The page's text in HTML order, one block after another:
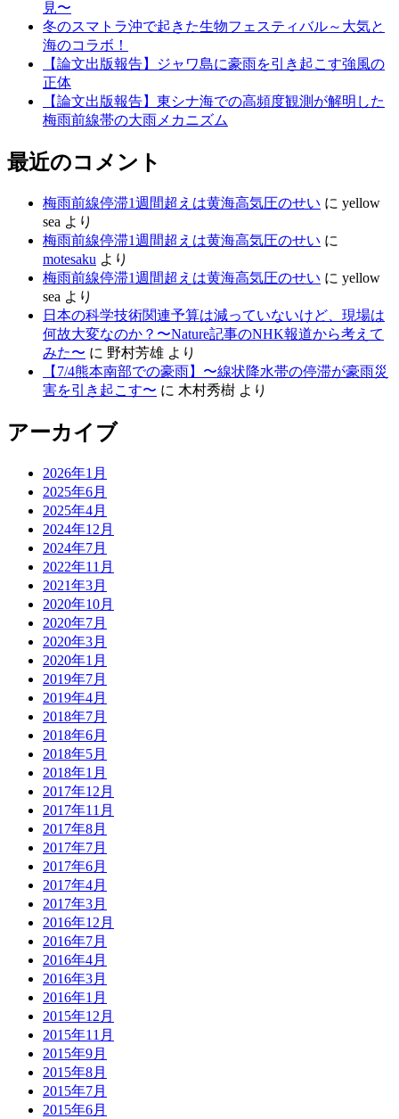
見〜
冬のスマトラ沖で起きた生物フェスティバル～大気と
海のコラボ！
【論文出版報告】ジャワ島に豪雨を引き起こす強風の
正体
【論文出版報告】東シナ海での高頻度観測が解明した
梅雨前線帯の大雨メカニズム
最近のコメント
梅雨前線停滞1週間超えは黄海高気圧のせい に yellow
sea より
梅雨前線停滞1週間超えは黄海高気圧のせい に
motesaku より
梅雨前線停滞1週間超えは黄海高気圧のせい に yellow
sea より
日本の科学技術関連予算は減っていないけど、現場は
何故大変なのか？〜Nature記事のNHK報道から考えて
みた〜 に 野村芳雄 より
【7/4熊本南部での豪雨】〜線状降水帯の停滞が豪雨災
害を引き起こす〜 に 木村秀樹 より
アーカイブ
2026年1月
2025年6月
2025年4月
2024年12月
2024年7月
2022年11月
2021年3月
2020年10月
2020年7月
2020年3月
2020年1月
2019年7月
2019年4月
2018年7月
2018年6月
2018年5月
2018年1月
2017年12月
2017年11月
2017年8月
2017年7月
2017年6月
2017年4月
2017年3月
2016年12月
2016年7月
2016年4月
2016年3月
2016年1月
2015年12月
2015年11月
2015年9月
2015年8月
2015年7月
2015年6月